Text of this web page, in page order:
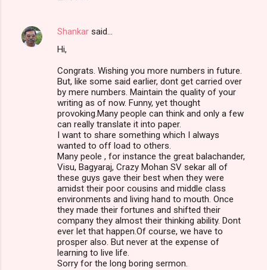
Shankar said…
Hi,
Congrats. Wishing you more numbers in future.
But, like some said earlier, dont get carried over
by mere numbers. Maintain the quality of your
writing as of now. Funny, yet thought
provoking.Many people can think and only a few
can really translate it into paper.
I want to share something which I always
wanted to off load to others.
Many peole , for instance the great balachander,
Visu, Bagyaraj, Crazy Mohan SV sekar all of
these guys gave their best when they were
amidst their poor cousins and middle class
environments and living hand to mouth. Once
they made their fortunes and shifted their
company they almost their thinking ability. Dont
ever let that happen.Of course, we have to
prosper also. But never at the expense of
learning to live life.
Sorry for the long boring sermon.